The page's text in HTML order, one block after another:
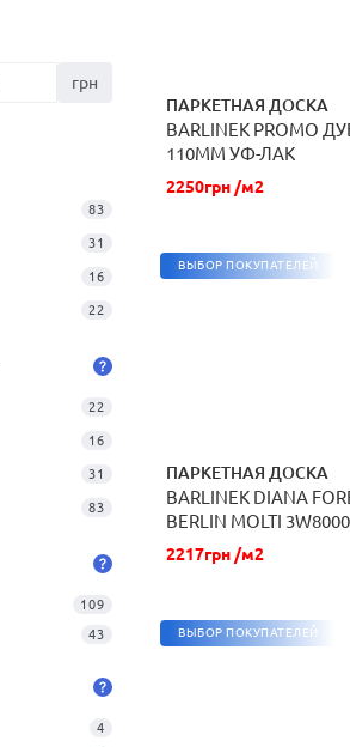
грн
83
31
16
22
22
16
31
83
109
43
4
ПАРКЕТНАЯ ДОСКА
BARLINEK PROMO
110ММ УФ-ЛАК
2250грн /м2
ВЫБОР ПОКУПАТЕЛЕЙ
ПАРКЕТНАЯ ДОСКА
BARLINEK DIANA
BERLIN MOLTI
2217грн /м2
ВЫБОР ПОКУПАТЕЛЕЙ